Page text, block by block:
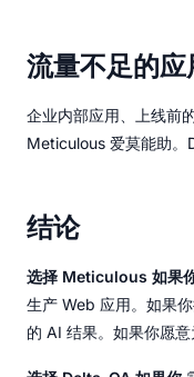
流量不足的应
企业内部应用、上线前
Meticulous 爱莫能助。
结论
选择 Meticulous 如果
生产 Web 应用。如果
的 AI 结果。如果你愿意